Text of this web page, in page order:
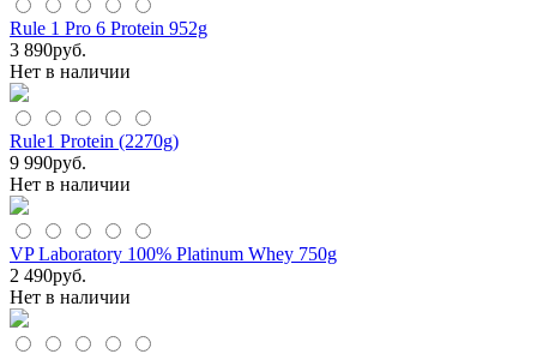
Rule 1 Pro 6 Protein 952g
3 890руб.
Нет в наличии
Rule1 Protein (2270g)
9 990руб.
Нет в наличии
VP Laboratory 100% Platinum Whey 750g
2 490руб.
Нет в наличии